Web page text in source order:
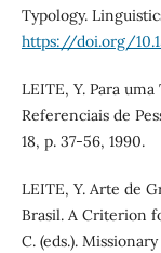
Typology.
https://doi.org/
LEITE, Y. Para
Referenciais de
18, p. 37-56, 1990.
LEITE, Y. Arte de
Brasil. A Criterion
C. (eds.).